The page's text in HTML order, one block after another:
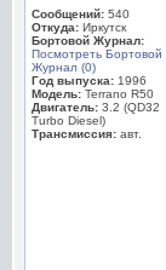
Сообщений: 540
Откуда: Иркутск
Бортовой Журнал:
Посмотреть Бортовой
Журнал (0)
Год выпуска: 1996
Модель: Terrano R50
Двигатель: 3.2 (QD32
Turbo Diesel)
Трансмиссия: авт.